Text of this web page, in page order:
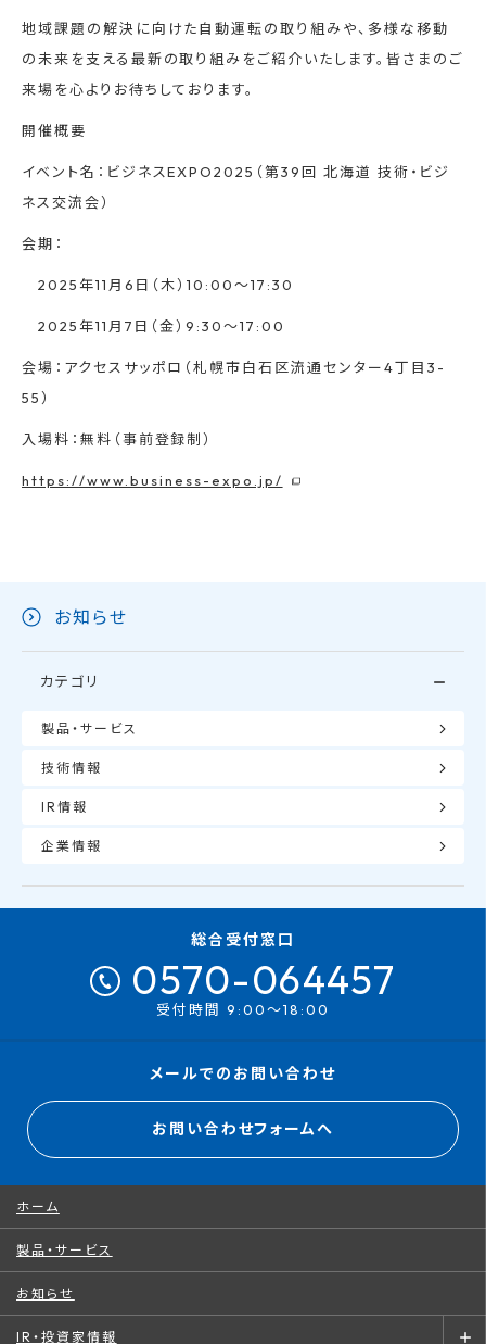
地域課題の解決に向けた自動運転の取り組みや、多様な移動
の未来を支える最新の取り組みをご紹介いたします。皆さまのご
来場を心よりお待ちしております。
開催概要
イベント名：ビジネスEXPO2025（第39回 北海道 技術・ビジ
ネス交流会）
会期：
2025年11月6日（木）10:00〜17:30
2025年11月7日（金）9:30〜17:00
会場：アクセスサッポロ（札幌市白石区流通センター4丁目3-
55）
入場料：無料（事前登録制）
https://www.business-expo.jp/
お知らせ
カテゴリ
製品・サービス
技術情報
IR情報
企業情報
総合受付窓口
0570-064457
受付時間 9:00～18:00
メールでのお問い合わせ
お問い合わせフォームへ
ホーム
製品・サービス
お知らせ
IR・投資家情報